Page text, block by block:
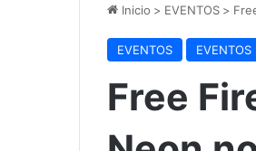
Inicio > EVENTOS >
EVENTOS EVENTOS
Free